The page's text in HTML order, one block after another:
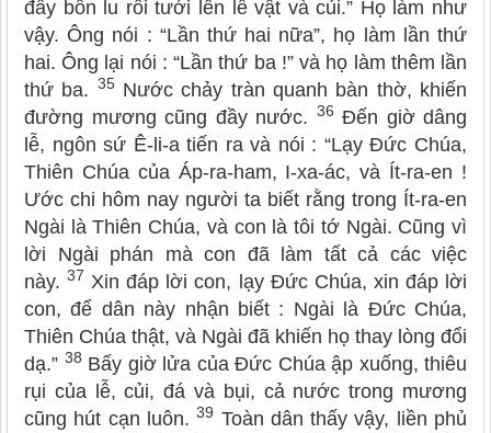
đầy bốn lu rồi tưới lên lễ vật và củi.” Họ làm như
vậy. Ông nói : “Lần thứ hai nữa”, họ làm lần thứ
hai. Ông lại nói : “Lần thứ ba !” và họ làm thêm lần
thứ ba. 35Nước chảy tràn quanh bàn thờ, khiến
đường mương cũng đầy nước. 36 Đến giờ dâng
lễ, ngôn sứ Ê-li-a tiến ra và nói : “Lạy Đức Chúa,
Thiên Chúa của Áp-ra-ham, I-xa-ác, và Ít-ra-en !
Ước chi hôm nay người ta biết rằng trong Ít-ra-en
Ngài là Thiên Chúa, và con là tôi tớ Ngài. Cũng vì
lời Ngài phán mà con đã làm tất cả các việc
này.37 Xin đáp lời con, lạy Đức Chúa, xin đáp lời
con, để dân này nhận biết : Ngài là Đức Chúa,
Thiên Chúa thật, và Ngài đã khiến họ thay lòng đổi
dạ.” 38 Bấy giờ lửa của Đức Chúa ập xuống, thiêu
rụi của lễ, củi, đá và bụi, cả nước trong mương
cũng hút cạn luôn.39 Toàn dân thấy vậy, liền phủ